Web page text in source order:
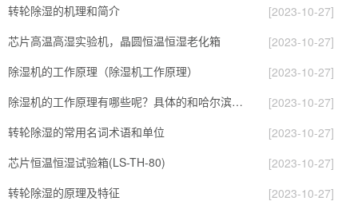
转轮除湿的机理和简介
[2023-10-27]
芯片高温高湿实验机，晶圆恒温恒湿老化箱
[2023-10-27]
除湿机的工作原理（除湿机工作原理）
[2023-10-27]
除湿机的工作原理有哪些呢？具体的和哈尔滨除湿机了解一下吧！
[2023-10-27]
转轮除湿的常用名词术语和单位
[2023-10-27]
芯片恒温恒湿试验箱(LS-TH-80)
[2023-10-27]
转轮除湿的原理及特征
[2023-10-27]